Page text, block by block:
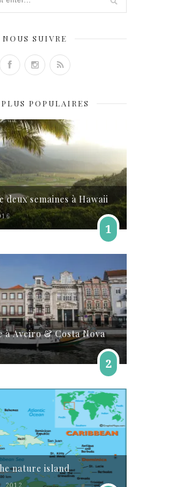
NOUS SUIVRE
POPULAIRES
semaines à Hawaii
1
à Aveiro & Costa Nova
2
nature island
2012